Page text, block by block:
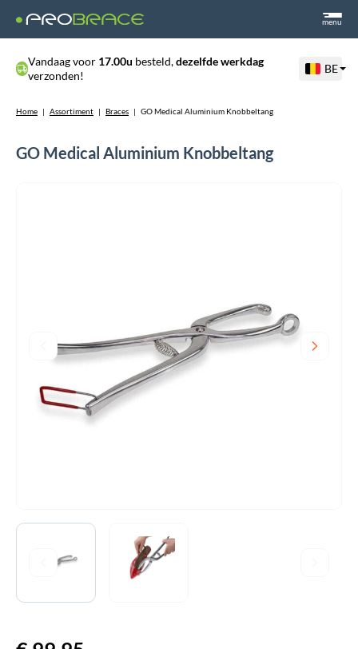
menu
Vandaag voor 17.00u besteld,dezelfde werkdag
verzonden!
BE
Home | Assortiment | Braces | GO Medical Aluminium Knobbeltang
GO Medical Aluminium Knobbeltang